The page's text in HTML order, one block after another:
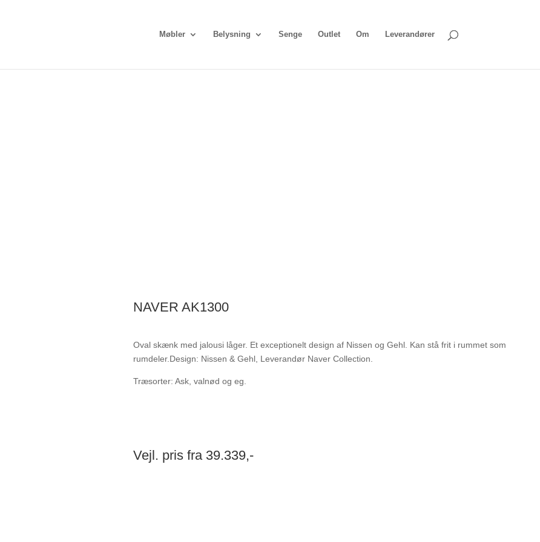
Møbler Belysning Senge Outlet Om Leverandører
NAVER AK1300
Oval skænk med jalousi låger. Et exceptionelt design af Nissen og Gehl. Kan stå frit i rummet som
rumdeler.Design: Nissen & Gehl, Leverandør Naver Collection.
Træsorter: Ask, valnød og eg.
Vejl. pris fra 39.339,-